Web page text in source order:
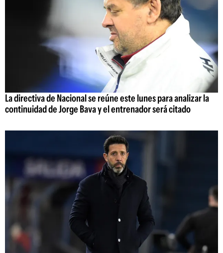
La directiva de Nacional se reúne este lunes para analizar la
continuidad de Jorge Bava y el entrenador será citado